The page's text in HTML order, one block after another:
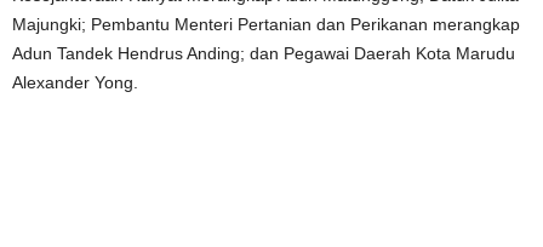
Majungki; Pembantu Menteri Pertanian dan Perikanan merangkap
Adun Tandek Hendrus Anding; dan Pegawai Daerah Kota Marudu
Alexander Yong.